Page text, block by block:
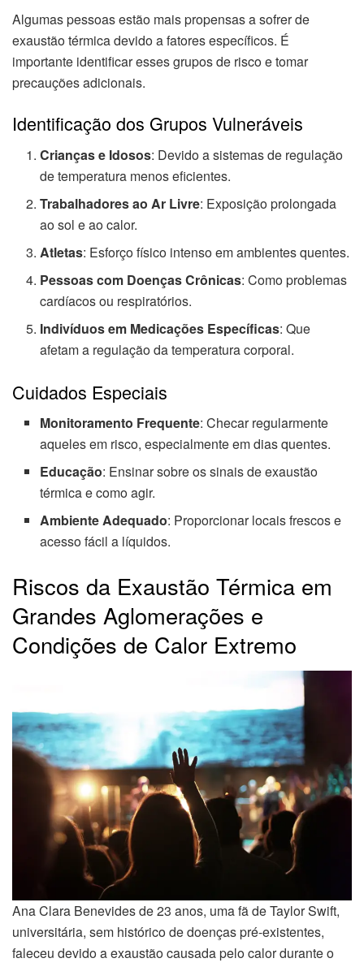
Algumas pessoas estão mais propensas a sofrer de
exaustão térmica devido a fatores específicos. É
importante identificar esses grupos de risco e tomar
precauções adicionais.
Identificação dos Grupos Vulneráveis
Crianças e Idosos: Devido a sistemas de regulação
de temperatura menos eficientes.
Trabalhadores ao Ar Livre: Exposição prolongada
ao sol e ao calor.
Atletas: Esforço físico intenso em ambientes quentes.
Pessoas com Doenças Crônicas: Como problemas
cardíacos ou respiratórios.
Indivíduos em Medicações Específicas: Que
afetam a regulação da temperatura corporal.
Cuidados Especiais
Monitoramento Frequente: Checar regularmente
aqueles em risco, especialmente em dias quentes.
Educação: Ensinar sobre os sinais de exaustão
térmica e como agir.
Ambiente Adequado: Proporcionar locais frescos e
acesso fácil a líquidos.
Riscos da Exaustão Térmica em
Grandes Aglomerações e
Condições de Calor Extremo
Ana Clara Benevides de 23 anos, uma fã de Taylor Swift,
universitária, sem histórico de doenças pré-existentes,
faleceu devido a exaustão causada pelo calor durante o